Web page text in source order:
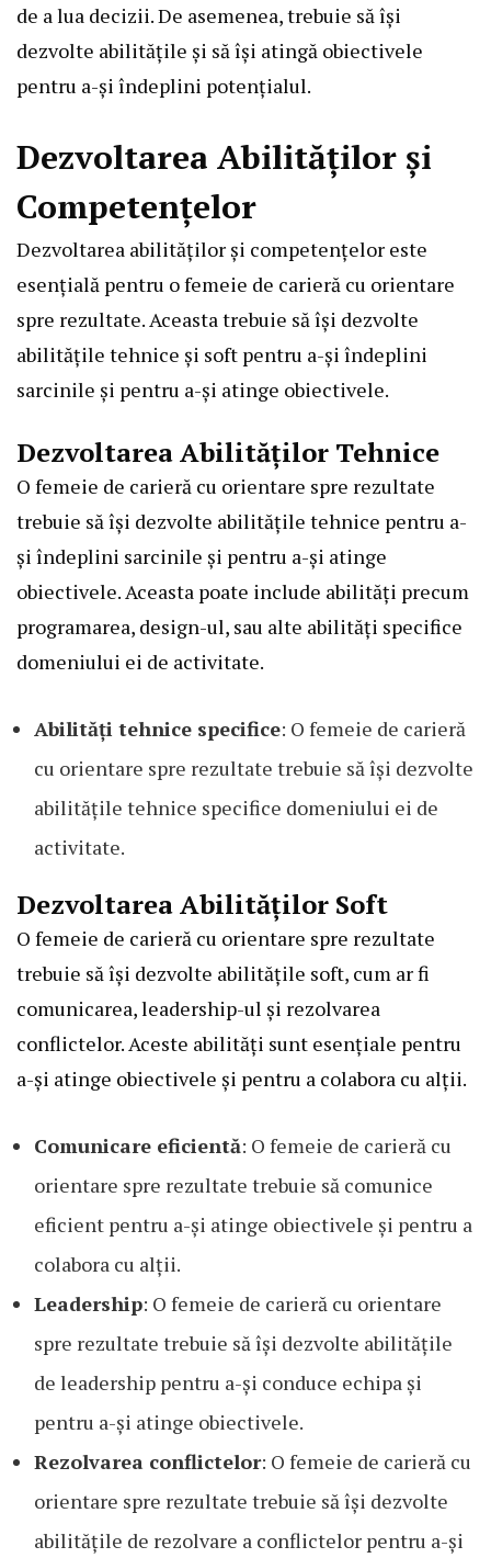
de a lua decizii. De asemenea, trebuie să își
dezvolte abilitățile și să își atingă obiectivele
pentru a-și îndeplini potențialul.
Dezvoltarea Abilităților și
Competențelor
Dezvoltarea abilităților și competențelor este
esențială pentru o femeie de carieră cu orientare
spre rezultate. Aceasta trebuie să își dezvolte
abilitățile tehnice și soft pentru a-și îndeplini
sarcinile și pentru a-și atinge obiectivele.
Dezvoltarea Abilităților Tehnice
O femeie de carieră cu orientare spre rezultate
trebuie să își dezvolte abilitățile tehnice pentru a-
și îndeplini sarcinile și pentru a-și atinge
obiectivele. Aceasta poate include abilități precum
programarea, design-ul, sau alte abilități specifice
domeniului ei de activitate.
Abilități tehnice specifice: O femeie de carieră
cu orientare spre rezultate trebuie să își dezvolte
abilitățile tehnice specifice domeniului ei de
activitate.
Dezvoltarea Abilităților Soft
O femeie de carieră cu orientare spre rezultate
trebuie să își dezvolte abilitățile soft, cum ar fi
comunicarea, leadership-ul și rezolvarea
conflictelor. Aceste abilități sunt esențiale pentru
a-și atinge obiectivele și pentru a colabora cu alții.
Comunicare eficientă: O femeie de carieră cu
orientare spre rezultate trebuie să comunice
eficient pentru a-și atinge obiectivele și pentru a
colabora cu alții.
Leadership: O femeie de carieră cu orientare
spre rezultate trebuie să își dezvolte abilitățile
de leadership pentru a-și conduce echipa și
pentru a-și atinge obiectivele.
Rezolvarea conflictelor: O femeie de carieră cu
orientare spre rezultate trebuie să își dezvolte
abilitățile de rezolvare a conflictelor pentru a-și